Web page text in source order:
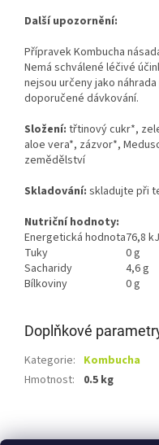
Další upozornění:
Přípravek Kombucha
Nemá schválené léčivé
nejsou určeny jako
doporučené dávkování.
Složení: třtinový cukr*,
aloe vera*, zázvor*,
zemědělství
Skladování: skladujte při
Nutriční hodnoty:
Energetická hodnota76,8
Tuky
0 g
Sacharidy
4,6 g
Bílkoviny
0 g
Doplňkové
Kategorie: Kombucha
Hmotnost: 0.5 kg